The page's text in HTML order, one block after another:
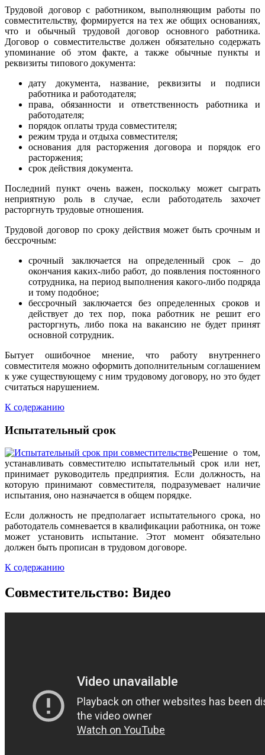
Трудовой договор с работником, выполняющим работы по
совместительству, формируется на тех же общих основаниях,
что и обычный трудовой договор основного работника.
Договор о совместительстве должен обязательно содержать
упоминание об этом факте, а также обычные пункты и
реквизиты типового документа:
дату документа, название, реквизиты и подписи
работника и работодателя;
права, обязанности и ответственность работника и
работодателя;
порядок оплаты труда совместителя;
режим труда и отдыха совместителя;
основания для расторжения договора и порядок его
расторжения;
срок действия документа.
Последний пункт очень важен, поскольку может сыграть
неприятную роль в случае, если работодатель захочет
расторгнуть трудовые отношения.
Трудовой договор по сроку действия может быть срочным и
бессрочным:
срочный заключается на определенный срок – до
окончания каких-либо работ, до появления постоянного
сотрудника, на период выполнения какого-либо подряда
и тому подобное;
бессрочный заключается без определенных сроков и
действует до тех пор, пока работник не решит его
расторгнуть, либо пока на вакансию не будет принят
основной сотрудник.
Бытует ошибочное мнение, что работу внутреннего
совместителя можно оформить дополнительным соглашением
к уже существующему с ним трудовому договору, но это будет
считаться нарушением.
К содержанию
Испытательный срок
Решение о том,
устанавливать совместителю испытательный срок или нет,
принимает руководитель предприятия. Если должность, на
которую принимают совместителя, подразумевает наличие
испытания, оно назначается в общем порядке.
Если должность не предполагает испытательного срока, но
работодатель сомневается в квалификации работника, он тоже
может установить испытание. Этот момент обязательно
должен быть прописан в трудовом договоре.
К содержанию
Совместительство: Видео